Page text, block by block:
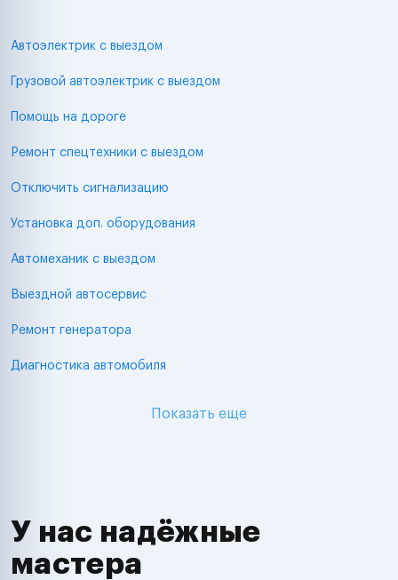
Автоэлектрик с выездом
Грузовой автоэлектрик с выездом
Помощь на дороге
Ремонт спецтехники с выездом
Отключить сигнализацию
Установка доп. оборудования
Автомеханик с выездом
Выездной автосервис
Ремонт генератора
Диагностика автомобиля
Показать еще
У нас надёжные
мастера